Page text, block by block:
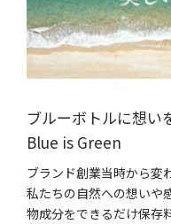
ブルーボトルに想い
Blue is Green
ブランド創業当時から変
私たちの自然への想いや
物成分をできるだけ保存